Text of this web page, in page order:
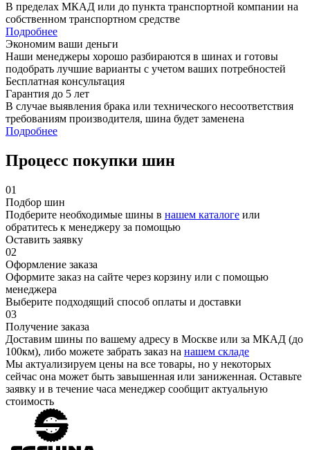
В пределах МКАД или до пункта транспортной компании на
собственном транспортном средстве
Подробнее
Экономим ваши деньги
Наши менеджеры хорошо разбираются в шинах и готовы
подобрать лучшие варианты с учетом ваших потребностей
Бесплатная консультация
Гарантия до 5 лет
В случае выявления брака или технического несоответствия
требованиям производителя, шина будет заменена
Подробнее
Процесс покупки шин
01
Подбор шин
Подберите необходимые шины в нашем каталоге или
обратитесь к менеджеру за помощью
Оставить заявку
02
Оформление заказа
Оформите заказ на сайте через корзину или с помощью
менеджера
Выберите подходящий способ оплаты и доставки
03
Получение заказа
Доставим шины по вашему адресу в Москве или за МКАД (до
100км), либо можете забрать заказ на нашем складе
Мы актуализируем цены на все товары, но у некоторых
сейчас она может быть завышенная или заниженная. Оставьте
заявку и в течение часа менеджер сообщит актуальную
стоимость